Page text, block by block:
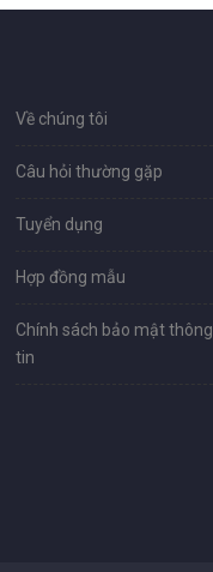
Về chúng tôi
Câu hỏi thường gặp
Tuyển dụng
Hợp đồng mẫu
Chính sách bảo mật thông
tin